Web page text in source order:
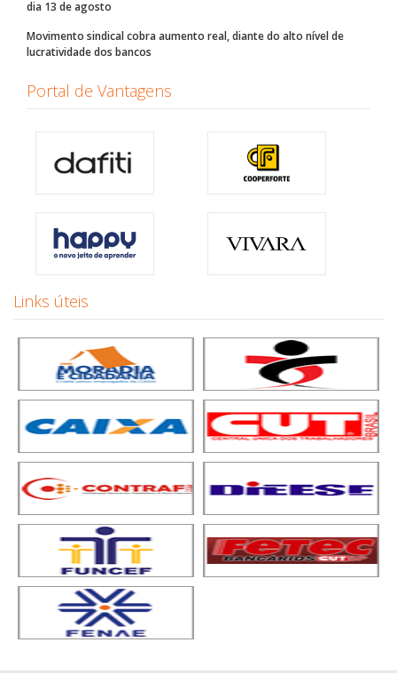
dia 13 de agosto
Movimento sindical cobra aumento real, diante do alto nível de
lucratividade dos bancos
Portal de Vantagens
Links úteis